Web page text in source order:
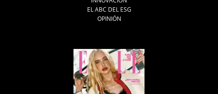
EL ABC DEL ESG
OPINIÓN